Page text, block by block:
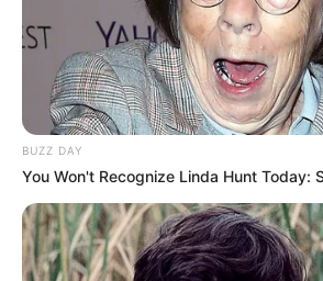
BUZZ DAY
You Won't Recognize Linda Hunt Today: